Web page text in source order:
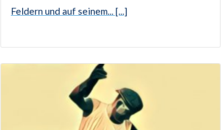
Feldern und auf seinem... [...]